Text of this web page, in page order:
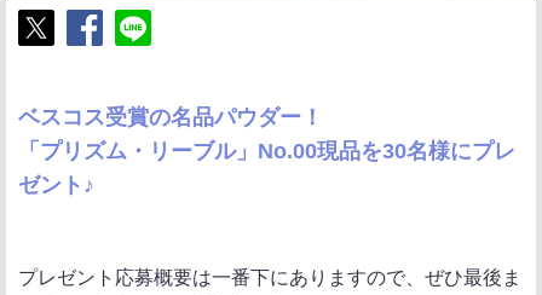
ス
ト
ア
る
ベスコス受賞の名品パウダー！
「プリズム・リーブル」No.00現品を30名様にプレ
ゼント♪
プレゼント応募概要は一番下にありますので、ぜひ最後ま